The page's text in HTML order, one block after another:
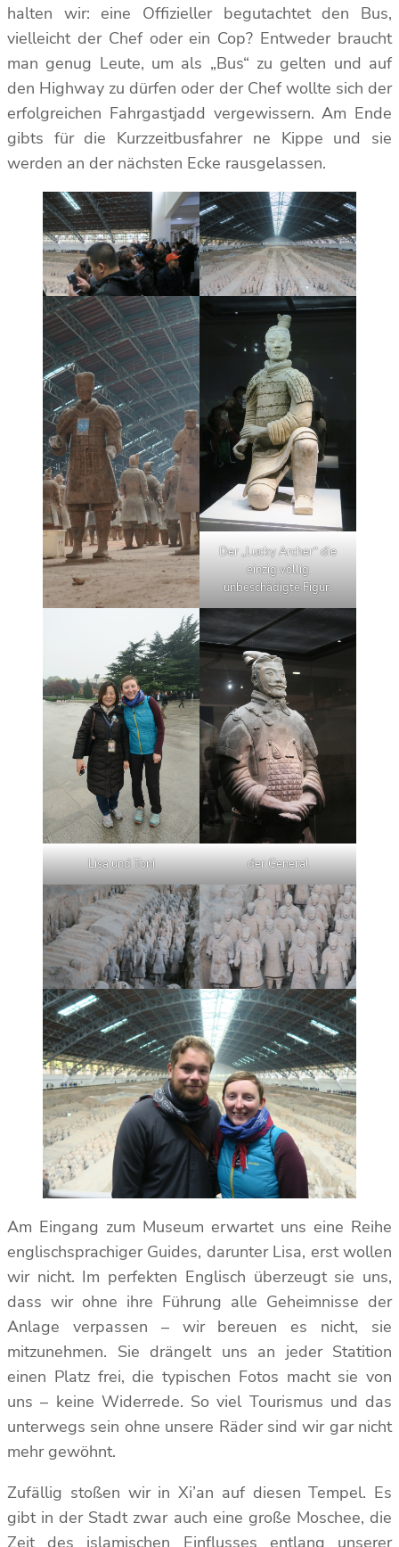
halten wir: eine Offizieller begutachtet den Bus,
vielleicht der Chef oder ein Cop? Entweder braucht
man genug Leute, um als „Bus“ zu gelten und auf
den Highway zu dürfen oder der Chef wollte sich der
erfolgreichen Fahrgastjadd vergewissern. Am Ende
gibts für die Kurzzeitbusfahrer ne Kippe und sie
werden an der nächsten Ecke rausgelassen.
Der „Lucky Archer“ die
einzig völlig
unbeschädigte Figur.
Lisa und Toni der General
Am Eingang zum Museum erwartet uns eine Reihe
englischsprachiger Guides, darunter Lisa, erst wollen
wir nicht. Im perfekten Englisch überzeugt sie uns,
dass wir ohne ihre Führung alle Geheimnisse der
Anlage verpassen – wir bereuen es nicht, sie
mitzunehmen. Sie drängelt uns an jeder Statition
einen Platz frei, die typischen Fotos macht sie von
uns – keine Widerrede. So viel Tourismus und das
unterwegs sein ohne unsere Räder sind wir gar nicht
mehr gewöhnt.
Zufällig stoßen wir in Xi’an auf diesen Tempel. Es
gibt in der Stadt zwar auch eine große Moschee, die
Zeit des islamischen Einflusses entlang unserer